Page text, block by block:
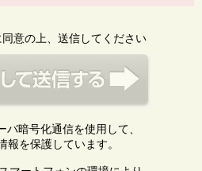
同意の上、送信してください
暗号化通信を使用して、
報を保護しています。